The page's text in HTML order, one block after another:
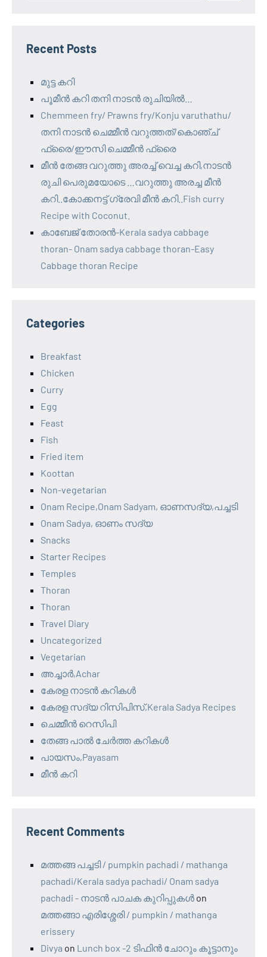
Recent Posts
മുട്ട കറി
പൂമീൻ കറി തനി നാടൻ രുചിയിൽ…
Chemmeen fry/ Prawns fry/Konju varuthathu/
തനി നാടൻ ചെമ്മീൻ വറുത്തത്/കൊഞ്ച്
ഫ്രൈ/ഈസി ചെമ്മീൻ ഫ്രൈ
മീൻ തേങ്ങ വറുത്തു അരച്ച് വെച്ച കറി,നാടൻ
രുചി പെരുമയോടെ …വറുത്തു അരച്ച മീൻ
കറി..കോക്കനട്ട് ഗ്രേവി മീൻ കറി..Fish curry
Recipe with Coconut.
കാബേജ് തോരൻ-Kerala sadya cabbage
thoran- Onam sadya cabbage thoran-Easy
Cabbage thoran Recipe
Categories
Breakfast
Chicken
Curry
Egg
Feast
Fish
Fried item
Koottan
Non-vegetarian
Onam Recipe,Onam Sadyam, ഓണസദ്യ,പച്ചടി
Onam Sadya, ഓണം സദ്യ
Snacks
Starter Recipes
Temples
Thoran
Thoran
Travel Diary
Uncategorized
Vegetarian
അച്ചാർ,Achar
കേരള നാടൻ കറികൾ
കേരള സദ്യ റിസിപിസ്,Kerala Sadya Recipes
ചെമ്മീൻ റെസിപി
തേങ്ങ പാൽ ചേർത്ത കറികൾ
പായസം,Payasam
മീൻ കറി
Recent Comments
മത്തങ്ങ പച്ചടി / pumpkin pachadi / mathanga
pachadi/Kerala sadya pachadi/ Onam sadya
pachadi - നാടന്‍ പാചക കുറിപ്പുകള്‍ on
മത്തങ്ങാ എരിശ്ശേരി / pumpkin / mathanga
erissery
Divya on Lunch box -2 ടിഫിൻ ചോറും കൂട്ടാനും